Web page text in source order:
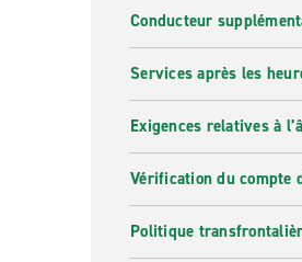
Conducteur
Services après les
Exigences relatives à
Vérification du compte
Politique